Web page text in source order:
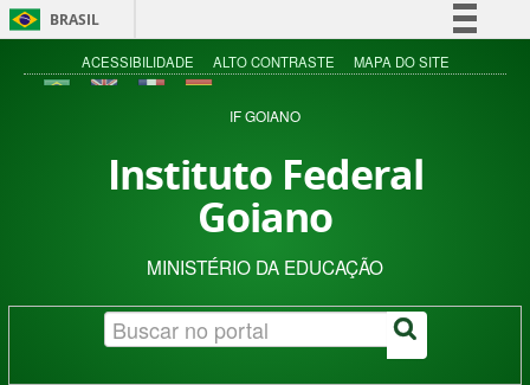
BRASIL
Simplifique!
Acesso à informação
ACESSIBILIDADE ALTO CONTRASTE MAPA DO SITE
IF GOIANO
Instituto Federal
Goiano
MINISTÉRIO DA EDUCAÇÃO